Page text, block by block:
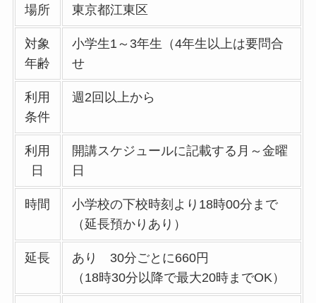
場所 東京都江東区
対象
年齢
小学生1～3年生（4年生以上は要問合
せ
利用
条件
週2回以上から
利用
日
開講スケジュールに記載する月～金曜
日
時間
小学校の下校時刻より18時00分まで
（延長預かりあり）
延長
あり 30分ごとに660円
（18時30分以降で最大20時までOK）